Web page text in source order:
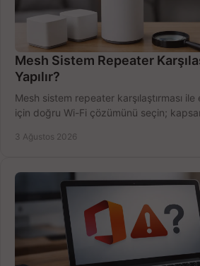
Mesh Sistem Repeater
Yapılır?
Mesh sistem repeater karşılaştırması
için doğru Wi-Fi çözümünü seçin;
3 Ağustos 2026